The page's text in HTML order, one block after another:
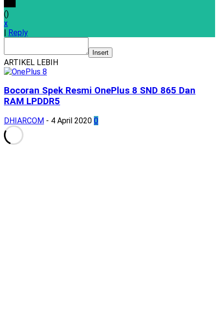
()
x
| Reply
Insert
ARTIKEL LEBIH
Bocoran Spek Resmi OnePlus 8 SND 865 Dan
RAM LPDDR5
DHIARCOM - 4 April 2020 0